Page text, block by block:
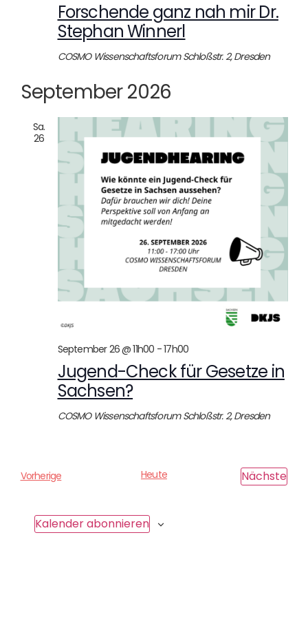
Forschende ganz nah mir Dr.
Stephan Winnerl
COSMO WissenschaftsforumSchloßstr. 2, Dresden
September 2026
Sa.
26
Jugend-Check für Gesetze in
Sachsen?
September 26 @ 11h00 -17h00
COSMO WissenschaftsforumSchloßstr. 2, Dresden
VorherigeV
a
n
Heute Nächste
Kalender abonnieren